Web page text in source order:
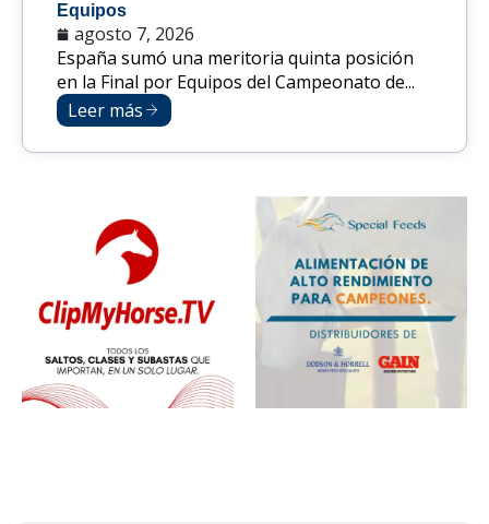
Equipos
agosto 7, 2026
España sumó una meritoria quinta posición
en la Final por Equipos del Campeonato de...
Leer más